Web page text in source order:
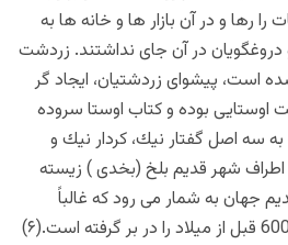
رها و در آن بازار ها و خانه ها به
در آن جای نداشتند. زردشت
است، پيشواى زردشتيان، ايجاد گر
بوده و کتاب اوستا سروده
اصل گفتار نيك، كردار نيك و
اطراف شهر قديم بلخ (بخدى ) زيسته
جهان به شمار مى رود كه غالباً